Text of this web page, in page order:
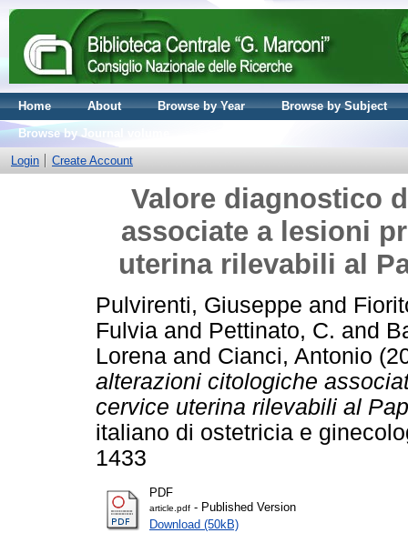
Home About Browse by Year
Browse by Subject
Browse by Journal volume
Login
Create Account
Valore diagnostico
associate a lesioni
uterina rilevabili al
Pulvirenti, Giuseppe and
Fulvia and Pettinato, C. and
Lorena and Cianci, Antonio
alterazioni citologiche
cervice uterina rilevabili al
italiano di ostetricia e
1433
PDF
article.pdf - Published Version
Download (50kB)